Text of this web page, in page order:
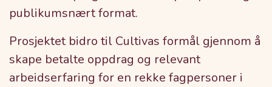
publikumsnært format.
Prosjektet bidro til Cultivas formål gjennom å
skape betalte oppdrag og relevant
arbeidserfaring for en rekke fagpersoner i